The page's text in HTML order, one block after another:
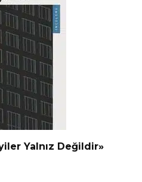
Yalnız Değildir»